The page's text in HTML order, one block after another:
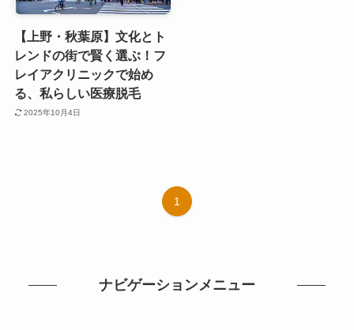
【上野・秋葉原】文化とト
レンドの街で賢く選ぶ！フ
レイアクリニックで始め
る、私らしい医療脱毛
2025年10月4日
1
ナビゲーションメニュー